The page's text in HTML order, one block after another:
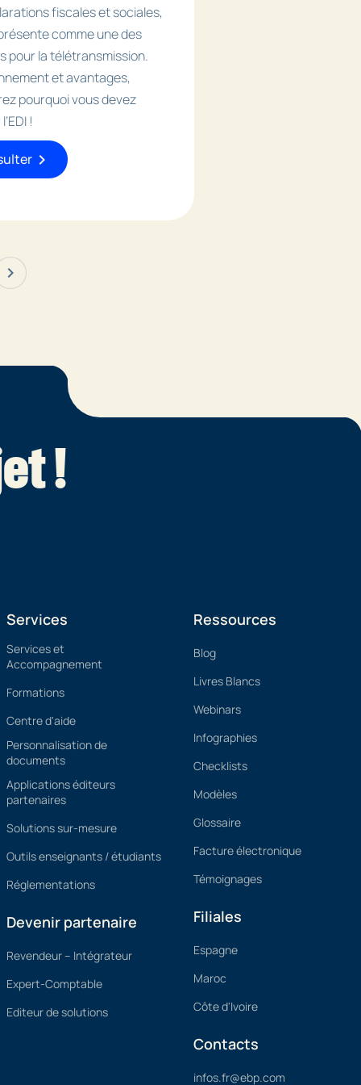
fiscales et sociales,
comme une des
pour la télétransmission.
et avantages,
pourquoi vous devez
!
chevron_right
chevron_right
!
Services
Services et
Accompagnement
Formations
Centre d'aide
Personnalisation de
documents
Applications éditeurs
partenaires
Solutions sur-mesure
Outils enseignants / étudiants
Réglementations
Devenir partenaire
Revendeur – Intégrateur
Expert-Comptable
Editeur de solutions
Ressources
Blog
Livres Blancs
Webinars
Infographies
Checklists
Modèles
Glossaire
Facture électronique
Témoignages
Filiales
Espagne
Maroc
Côte d'Ivoire
Contacts
infos.fr@ebp.com